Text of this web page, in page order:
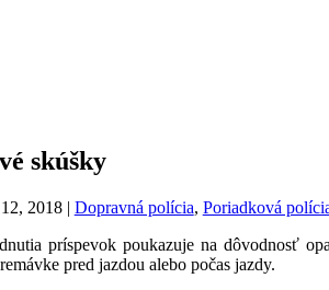
skúšky
2018| Dopravná polícia, Poriadková
príspevok poukazuje na dôvodnosť
pred jazdou alebo počas jazdy.